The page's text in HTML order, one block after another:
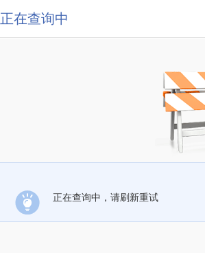
正在查询中
正在查询中，请刷新重试